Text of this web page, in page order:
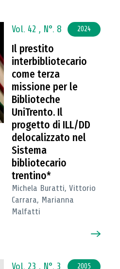
Vol. 42 , N°. 8 2024
Il prestito
interbibliotecario
come terza
missione per le
Biblioteche
UniTrento. Il
progetto di ILL/DD
delocalizzato nel
Sistema
bibliotecario
trentino*
Michela Buratti, Vittorio
Carrara, Marianna
Malfatti
Vol. 23 , N°. 3 2005